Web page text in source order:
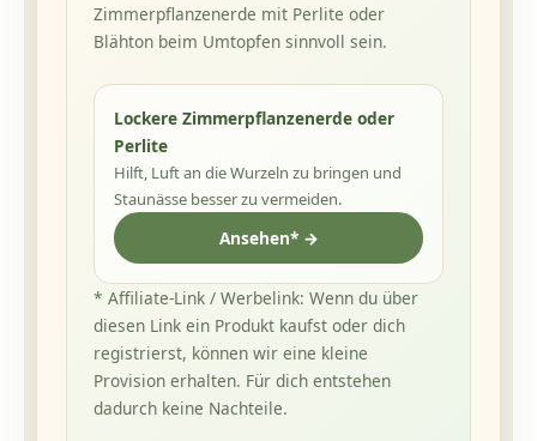
Zimmerpflanzenerde mit Perlite oder
Blähton beim Umtopfen sinnvoll sein.
Lockere Zimmerpflanzenerde oder
Perlite
Hilft, Luft an die Wurzeln zu bringen und
Staunässe besser zu vermeiden.
Ansehen* →
* Affiliate-Link / Werbelink: Wenn du über
diesen Link ein Produkt kaufst oder dich
registrierst, können wir eine kleine
Provision erhalten. Für dich entstehen
dadurch keine Nachteile.